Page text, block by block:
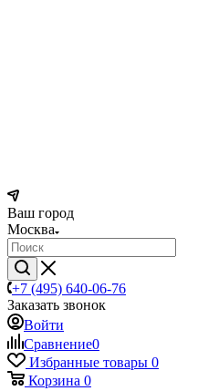
Ваш город
Москва
+7 (495) 640-06-76
Заказать звонок
Войти
Сравнение0
Избранные товары 0
Корзина 0